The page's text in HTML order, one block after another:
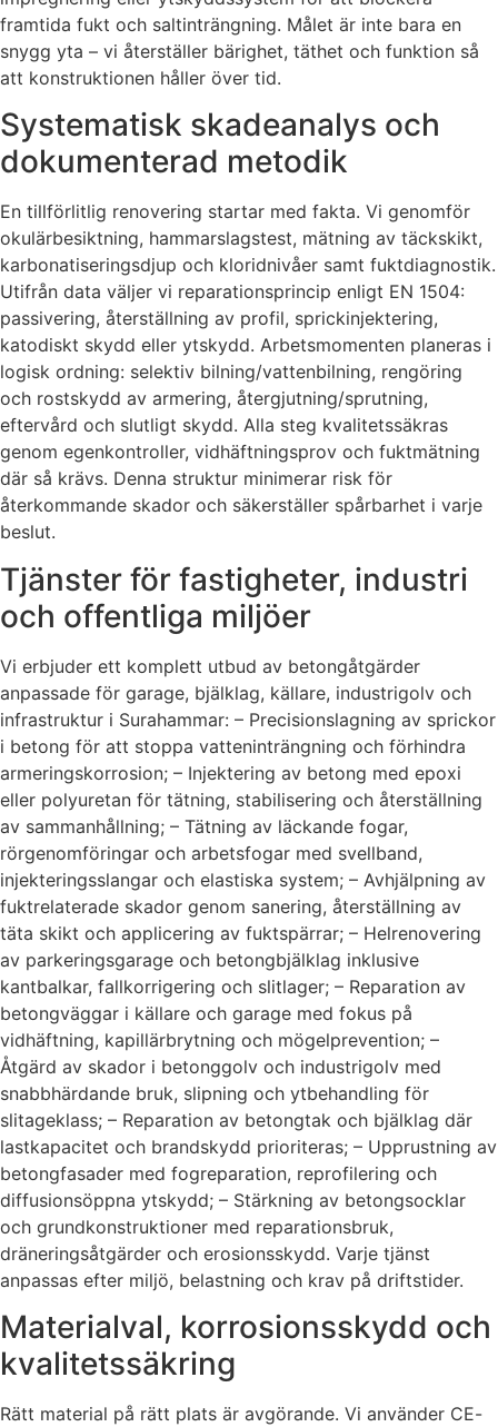
framtida fukt och saltinträngning. Målet är inte bara en
snygg yta – vi återställer bärighet, täthet och funktion så
att konstruktionen håller över tid.
Systematisk skadeanalys och
dokumenterad metodik
En tillförlitlig renovering startar med fakta. Vi genomför
okulärbesiktning, hammarslagstest, mätning av täckskikt,
karbonatiseringsdjup och kloridnivåer samt fuktdiagnostik.
Utifrån data väljer vi reparationsprincip enligt EN 1504:
passivering, återställning av profil, sprickinjektering,
katodiskt skydd eller ytskydd. Arbetsmomenten planeras i
logisk ordning: selektiv bilning/vattenbilning, rengöring
och rostskydd av armering, återgjutning/sprutning,
eftervård och slutligt skydd. Alla steg kvalitetssäkras
genom egenkontroller, vidhäftningsprov och fuktmätning
där så krävs. Denna struktur minimerar risk för
återkommande skador och säkerställer spårbarhet i varje
beslut.
Tjänster för fastigheter, industri
och offentliga miljöer
Vi erbjuder ett komplett utbud av betongåtgärder
anpassade för garage, bjälklag, källare, industrigolv och
infrastruktur i Surahammar: – Precisionslagning av sprickor
i betong för att stoppa vatteninträngning och förhindra
armeringskorrosion; – Injektering av betong med epoxi
eller polyuretan för tätning, stabilisering och återställning
av sammanhållning; – Tätning av läckande fogar,
rörgenomföringar och arbetsfogar med svellband,
injekteringsslangar och elastiska system; – Avhjälpning av
fuktrelaterade skador genom sanering, återställning av
täta skikt och applicering av fuktspärrar; – Helrenovering
av parkeringsgarage och betongbjälklag inklusive
kantbalkar, fallkorrigering och slitlager; – Reparation av
betongväggar i källare och garage med fokus på
vidhäftning, kapillärbrytning och mögelprevention; –
Åtgärd av skador i betonggolv och industrigolv med
snabbhärdande bruk, slipning och ytbehandling för
slitageklass; – Reparation av betongtak och bjälklag där
lastkapacitet och brandskydd prioriteras; – Upprustning av
betongfasader med fogreparation, reprofilering och
diffusionsöppna ytskydd; – Stärkning av betongsocklar
och grundkonstruktioner med reparationsbruk,
dräneringsåtgärder och erosionsskydd. Varje tjänst
anpassas efter miljö, belastning och krav på driftstider.
Materialval, korrosionsskydd och
kvalitetssäkring
Rätt material på rätt plats är avgörande. Vi använder CE-